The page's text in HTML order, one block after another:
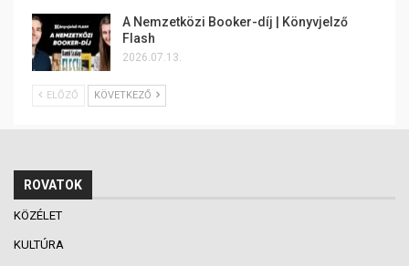
A Nemzetközi Booker-díj | Könyvjelző
Flash
2026.07.13.
ELŐZŐ KÖVETKEZŐ
ROVATOK
KÖZÉLET
KULTÚRA